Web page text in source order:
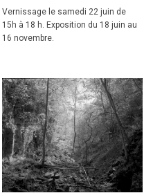
Vernissage le samedi 22 juin de
15h à 18 h. Exposition du 18 juin au
16 novembre.